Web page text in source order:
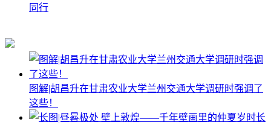
同行
图解|胡昌升在甘肃农业大学兰州交通大学调研时强调了
这些！
长